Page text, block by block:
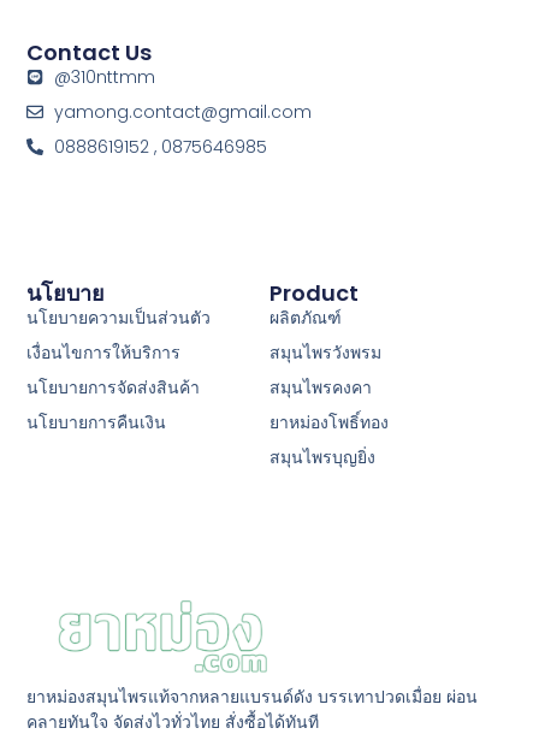
ยาหม่องสมุนไพรแท้จากหลายแบรนด์ดัง บรรเทาปวดเมื่อย ผ่อน
คลายทันใจ จัดส่งไวทั่วไทย สั่งซื้อได้ทันที
Product
ผลิตภัณฑ์
สมุนไพรวังพรม
สมุนไพรคงคา
ยาหม่องโพธิ์ทอง
สมุนไพรบุญยิ่ง
นโยบาย
นโยบายความเป็นส่วนตัว
เงื่อนไขการให้บริการ
นโยบายการจัดส่งสินค้า
นโยบายการคืนเงิน
Contact Us
@310nttmm
yamong.contact@gmail.com
0888619152 , 0875646985